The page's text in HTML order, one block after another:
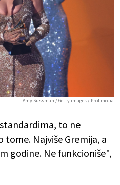
Amy Sussman / Getty images / Profimedia
to ne
tome. Najviše Gremija, a
godine. Ne funkcioniše",